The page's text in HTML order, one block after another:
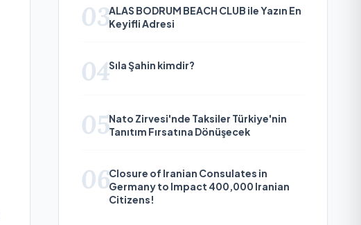
03ALAS BODRUM BEACH CLUB ile Yazın En
Keyifli Adresi
04Sıla Şahin kimdir?
05Nato Zirvesi'nde Taksiler Türkiye'nin
Tanıtım Fırsatına Dönüşecek
06Closure of Iranian Consulates in
Germany to Impact 400,000 Iranian
Citizens!